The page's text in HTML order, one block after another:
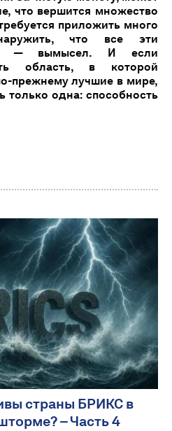
что вершится множество
приложить много
что все эти
— вымысел. И если
область, в которой
прежнему лучшие в мире,
только одна: способность
страны БРИКС в
– Часть 4